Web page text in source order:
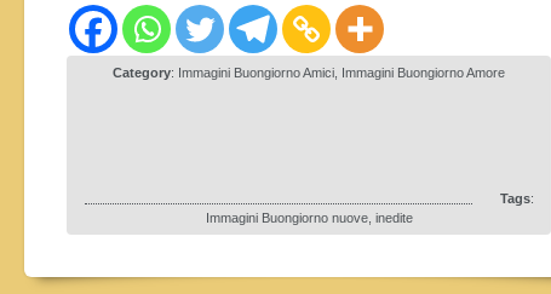
Category: Immagini Buongiorno Amici Immagini Buongiorno Amore
Tags:
Immagini Buongiorno nuove, inedite